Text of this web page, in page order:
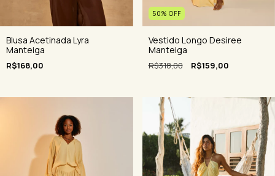
Blusa Acetinada Lyra
Manteiga
R$168,00
50% OFF
Vestido Longo Desiree
Manteiga
R$318,00 R$159,00